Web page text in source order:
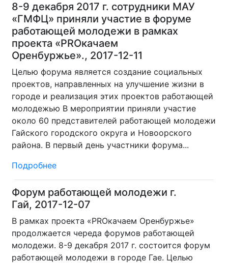
8-9 декабря 2017 г. сотрудники МАУ
«ГМФЦ» приняли участие в форуме
работающей молодежи в рамках
проекта «PROкачаем
Оренбуржье»., 2017-12-11
Целью форума является создание социальных
проектов, направленных на улучшение жизни в
городе и реализация этих проектов работающей
молодежью В мероприятии приняли участие
около 60 представителей работающей молодежи
Гайского городского округа и Новоорского
района. В первый день участники форума...
Подробнее
Форум работающей молодежи г.
Гай, 2017-12-07
В рамках проекта «PROкачаем Оренбуржье»
продолжается череда форумов работающей
молодежи. 8-9 декабря 2017 г. состоится форум
работающей молодежи в городе Гае. Целью